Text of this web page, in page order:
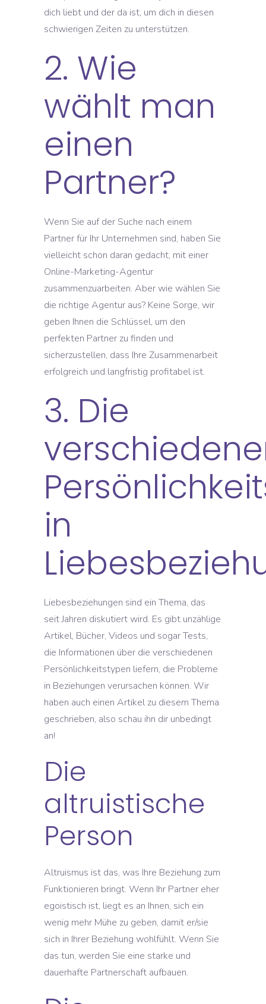
dich liebt und der da ist, um dich in diesen
schwierigen Zeiten zu unterstützen.
2. Wie
wählt man
einen
Partner?
Wenn Sie auf der Suche nach einem
Partner für Ihr Unternehmen sind, haben Sie
vielleicht schon daran gedacht, mit einer
Online-Marketing-Agentur
zusammenzuarbeiten. Aber wie wählen Sie
die richtige Agentur aus? Keine Sorge, wir
geben Ihnen die Schlüssel, um den
perfekten Partner zu finden und
sicherzustellen, dass Ihre Zusammenarbeit
erfolgreich und langfristig profitabel ist.
3. Die
in
Liebesbeziehungen sind ein Thema, das
seit Jahren diskutiert wird. Es gibt unzählige
Artikel, Bücher, Videos und sogar Tests,
die Informationen über die verschiedenen
Persönlichkeitstypen liefern, die Probleme
in Beziehungen verursachen können. Wir
haben auch einen Artikel zu diesem Thema
geschrieben, also schau ihn dir unbedingt
an!
Die
altruistische
Person
Altruismus ist das, was Ihre Beziehung zum
Funktionieren bringt. Wenn Ihr Partner eher
egoistisch ist, liegt es an Ihnen, sich ein
wenig mehr Mühe zu geben, damit er/sie
sich in Ihrer Beziehung wohlfühlt. Wenn Sie
das tun, werden Sie eine starke und
dauerhafte Partnerschaft aufbauen.